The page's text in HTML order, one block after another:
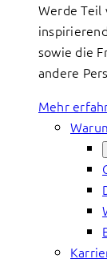
Werde Teil
sowie die
andere
Mehr